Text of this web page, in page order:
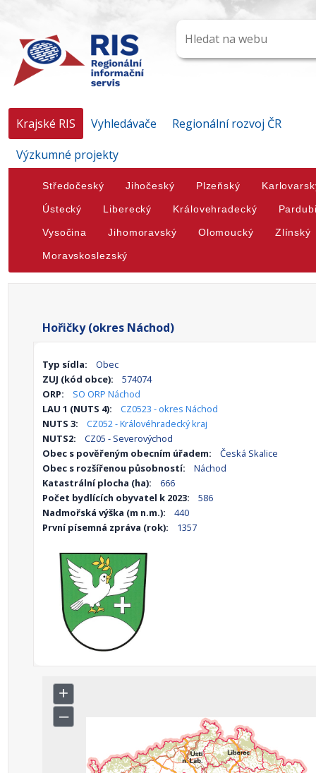
Krajské RIS Vyhledávače
Regionální rozvoj ČR
Výzkumné projekty
Středočeský Jihočeský Plzeňský
Ústecký Liberecký Královehradecký
Vysočina Jihomoravský Olomoucký Zlínský
Moravskoslezský
Hořičky (okres Náchod)
Typ sídla:
Obec
ZUJ (kód obce):
574074
ORP:
SO ORP Náchod
LAU 1 (NUTS 4):
CZ0523 - okres Náchod
NUTS 3:
CZ052 - Královéhradecký kraj
NUTS2:
CZ05 - Severovýchod
Obec s pověřeným obecním úřadem:
Česká Skalice
Obec s rozšířenou působností:
Náchod
Katastrální plocha (ha):
666
Počet bydlících obyvatel k 2023:
586
Nadmořská výška (m n.m.):
440
První písemná zpráva (rok):
1357